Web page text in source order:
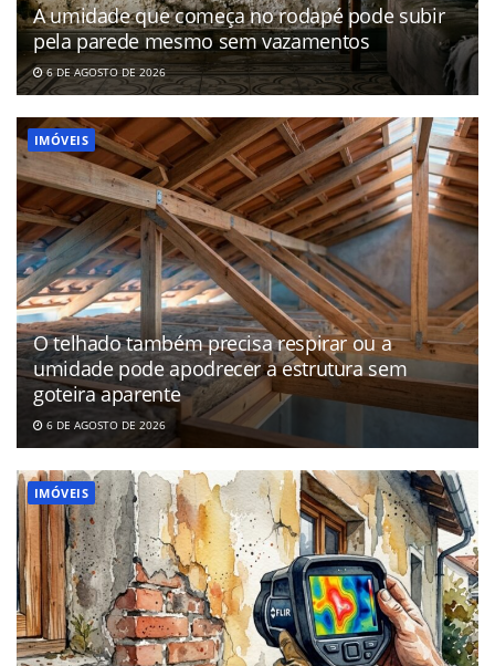
A umidade que começa no rodapé pode subir
pela parede mesmo sem vazamentos
6 DE AGOSTO DE 2026
IMÓVEIS
O telhado também precisa respirar ou a
umidade pode apodrecer a estrutura sem
goteira aparente
6 DE AGOSTO DE 2026
IMÓVEIS